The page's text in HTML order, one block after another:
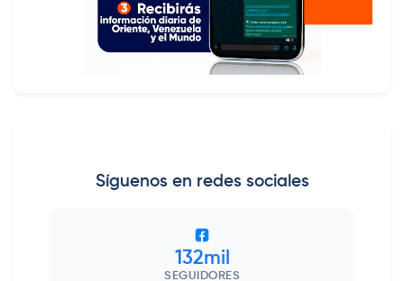
Síguenos en redes sociales
132mil
SEGUIDORES